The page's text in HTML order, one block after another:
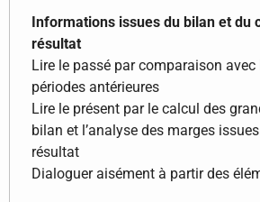
Informations issues du bilan et du
résultat
Lire le passé par comparaison avec
périodes antérieures
Lire le présent par le calcul des
bilan et l’analyse des marges
résultat
Dialoguer aisément à partir des